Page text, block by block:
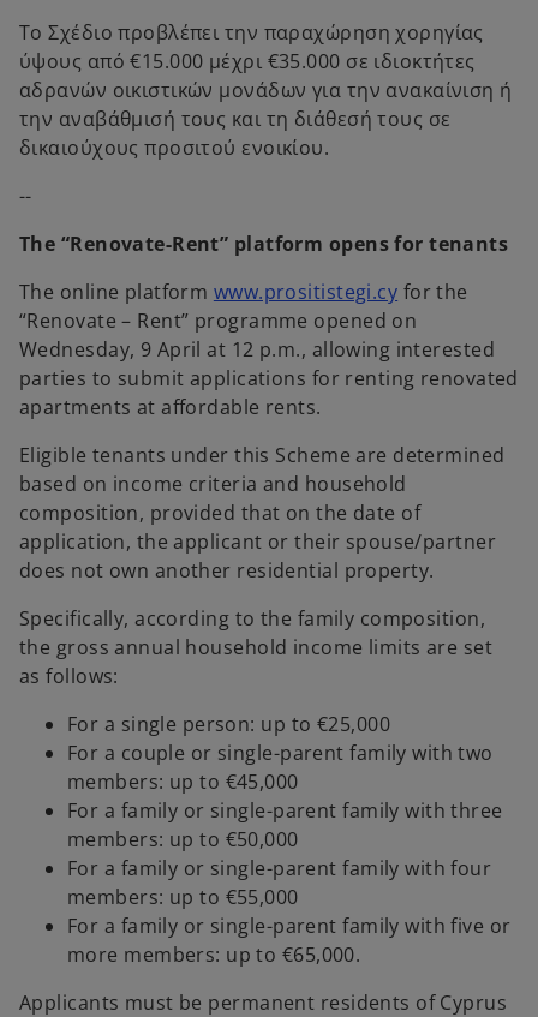
Το Σχέδιο προβλέπει την παραχώρηση χορηγίας
ύψους από €15.000 μέχρι €35.000 σε ιδιοκτήτες
αδρανών οικιστικών μονάδων για την ανακαίνιση ή
την αναβάθμισή τους και τη διάθεσή τους σε
δικαιούχους προσιτού ενοικίου.
--
The “Renovate-Rent” platform opens for tenants
The online platform www.prositistegi.cyo
p
e
n
n
a
n
e
w
a
for the
“Renovate – Rent” programme opened on
Wednesday, 9 April at 12 p.m., allowing interested
parties to submit applications for renting renovated
apartments at affordable rents.
Eligible tenants under this Scheme are determined
based on income criteria and household
composition, provided that on the date of
application, the applicant or their spouse/partner
does not own another residential property.
Specifically, according to the family composition,
the gross annual household income limits are set
as follows:
For a single person: up to €25,000
For a couple or single-parent family with two
members: up to €45,000
For a family or single-parent family with three
members: up to €50,000
For a family or single-parent family with four
members: up to €55,000
For a family or single-parent family with five or
more members: up to €65,000.
Applicants must be permanent residents of Cyprus